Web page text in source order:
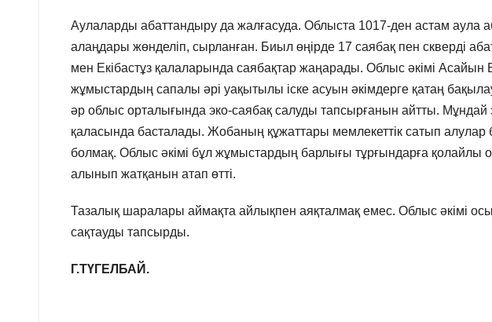
Аулаларды абаттандыру да жалғасуда. Облыста 1017-ден астам аула
алаңдары жөнделіп, сырланған. Биыл өңірде 17 саябақ пен скверді
мен Екібастұз қалаларында саябақтар жаңарады. Облыс әкімі Асайын
жұмыстардың сапалы әрі уақытылы іске асуын әкімдерге қатаң
әр облыс орталығында эко-саябақ салуды тапсырғанын айтты.
қаласында басталады. Жобаның құжаттары мемлекеттік сатып алулар
болмақ. Облыс әкімі бұл жұмыстардың барлығы тұрғындарға қолайлы
алынып жатқанын атап өтті.
Тазалық шаралары аймақта айлықпен аяқталмақ емес. Облыс әкімі
сақтауды тапсырды.
Г.ТҮГЕЛБАЙ.